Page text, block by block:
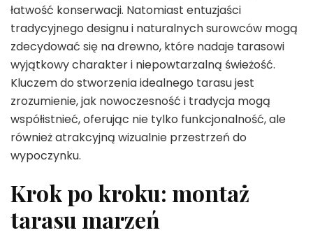
łatwość konserwacji. Natomiast entuzjaści
tradycyjnego designu i naturalnych surowców mogą
zdecydować się na drewno, które nadaje tarasowi
wyjątkowy charakter i niepowtarzalną świeżość.
Kluczem do stworzenia idealnego tarasu jest
zrozumienie, jak nowoczesność i tradycja mogą
współistnieć, oferując nie tylko funkcjonalność, ale
również atrakcyjną wizualnie przestrzeń do
wypoczynku.
Krok po kroku: montaż
tarasu marzeń